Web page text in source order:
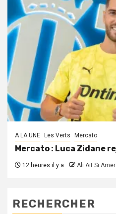
A LA UNE Les Verts Mercato
Mercato : Luca Zidane
12 heures il y a Ali Ait Si Amer
RECHERCHER